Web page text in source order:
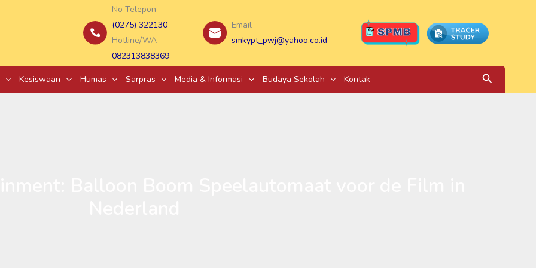
No Telepon
(0275) 322130
Hotline/WA
082313838369
Email
smkypt_pwj@yahoo.co.id
Kesiswaan Humas Sarpras Media & Informasi Budaya Sekolah Kontak Search